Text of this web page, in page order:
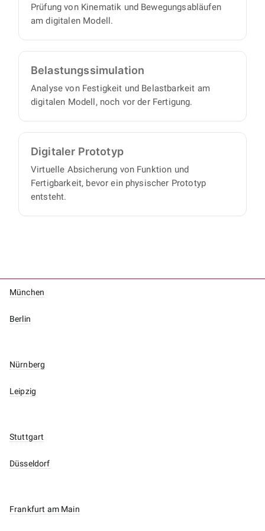
Prüfung von Kinematik und Bewegungsabläufen
am digitalen Modell.
Belastungs­simulation
Analyse von Festigkeit und Belastbarkeit am
digitalen Modell, noch vor der Fertigung.
Digitaler Prototyp
Virtuelle Absicherung von Funktion und
Fertigbarkeit, bevor ein physischer Prototyp
entsteht.
München
Berlin
Nürnberg
Leipzig
Stuttgart
Düsseldorf
Frankfurt am Main